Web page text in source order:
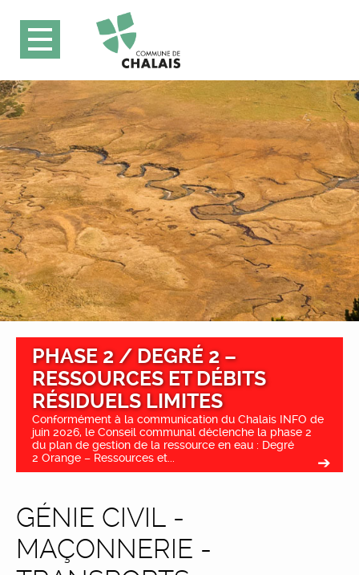
PHASE 2 / DEGRÉ 2 –
RESSOURCES ET DÉBITS
RÉSIDUELS LIMITES
Conformément à la communication du Chalais INFO de
juin 2026, le Conseil communal déclenche la phase 2
du plan de gestion de la ressource en eau : Degré
2 Orange – Ressources et...
GÉNIE CIVIL -
MAÇONNERIE -